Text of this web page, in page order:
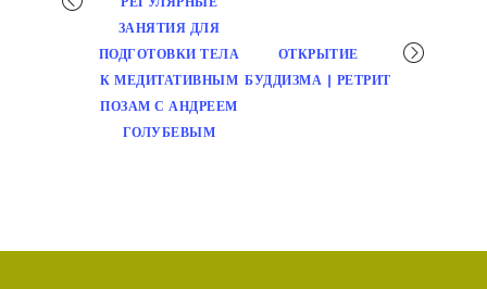
навигация
ЗАНЯТИЯ ДЛЯ
ПОДГОТОВКИ ТЕЛА
К МЕДИТАТИВНЫМ
ПОЗАМ С АНДРЕЕМ
ГОЛУБЕВЫМ
ОТКРЫТИЕ
БУДДИЗМА | РЕТРИТ